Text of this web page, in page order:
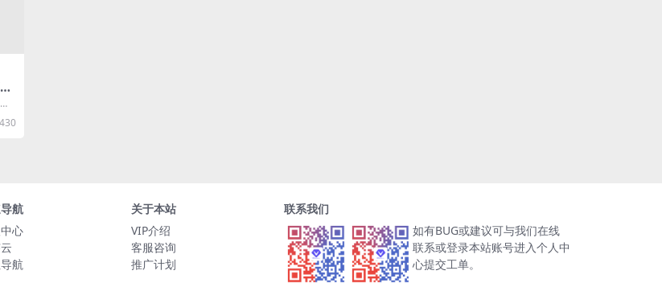
430
航
心
航
关于本站
VIP介绍
客服咨询
推广计划
联系我们
如有BUG或建议可与我们在线
联系或登录本站账号进入个人中
心提交工单。